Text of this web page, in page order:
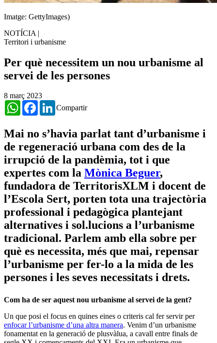
Imatge: GettyImages)
NOTÍCIA |
Territori i urbanisme
Per què necessitem un nou urbanisme al
servei de les persones
8 març 2023
Compartir
WhatsAppFacebookLinkedIn
Mai no s’havia parlat tant d’urbanisme i
de regeneració urbana com des de la
irrupció de la pandèmia, tot i que
expertes com la Mònica Beguer,
fundadora de TerritorisXLM i docent de
l’Escola Sert, porten tota una trajectòria
professional i pedagògica plantejant
alternatives i sol.lucions a l’urbanisme
tradicional. Parlem amb ella sobre per
què es necessita, més que mai, repensar
l’urbanisme per fer-lo a la mida de les
persones i les seves necessitats i drets.
Com ha de ser aquest nou urbanisme al servei de la gent?
Un que posi el focus en quines eines o criteris cal fer servir per
enfocar l’urbanisme d’una altra manera. Venim d’un urbanisme
fonamentat en la generació de plusvàlua, a cavall entre finals de